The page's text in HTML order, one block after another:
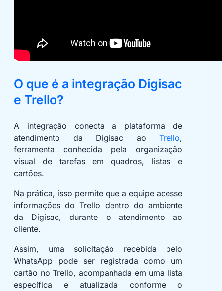
O que é a integração Digisac
e Trello?
A integração conecta a plataforma de
atendimento da Digisac ao Trello,
ferramenta conhecida pela organização
visual de tarefas em quadros, listas e
cartões.
Na prática, isso permite que a equipe acesse
informações do Trello dentro do ambiente
da Digisac, durante o atendimento ao
cliente.
Assim, uma solicitação recebida pelo
WhatsApp pode ser registrada como um
cartão no Trello, acompanhada em uma lista
específica e atualizada conforme o